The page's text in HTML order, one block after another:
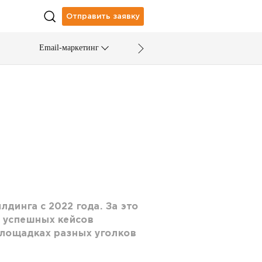
Отправить заявку
Email-маркетинг
с 2022 года. За это
кейсов
разных уголков